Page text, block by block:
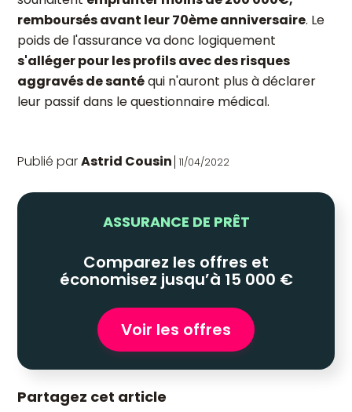
remboursés avant leur 70ème anniversaire. Le
poids de l'assurance va donc logiquement
s'alléger pour les profils avec des risques
aggravés de santéqui n'auront plus à déclarer
leur passif dans le questionnaire médical.
Publié parAstrid Cousin 11/04/2022
ASSURANCE DE PRÊT
Comparez les offres et
économisez jusqu’à 15 000 €
Voir les offres
Partagez cet article